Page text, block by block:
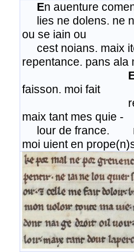
En auenture
lies ne dolens. ne
ou se iain ou
cest noians. maix
repentance. pans ala
faisson. moi fait
maix tant mes quie -
lour de france.
moi uient en